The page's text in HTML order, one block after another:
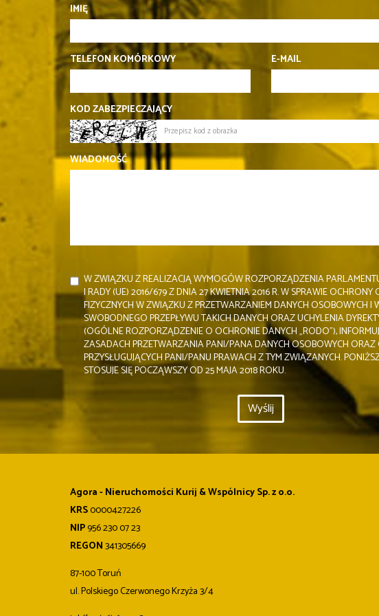
IMIĘ
TELEFON KOMÓRKOWY E-MAIL
KOD ZABEZPIECZAJĄCY
WIADOMOŚĆ
W ZWIĄZKU Z REALIZACJĄ WYMOGÓW ROZPORZĄDZENIA
I RADY (UE) 2016/679 Z DNIA 27 KWIETNIA 2016 R. W SPRAWIE OCHRONY
FIZYCZNYCH W ZWIĄZKU Z PRZETWARZANIEM DANYCH OSOBOWYCH I
SWOBODNEGO PRZEPŁYWU TAKICH DANYCH ORAZ UCHYLENIA
(OGÓLNE ROZPORZĄDZENIE O OCHRONIE DANYCH „RODO”),
ZASADACH PRZETWARZANIA PANI/PANA DANYCH OSOBOWYCH ORAZ
PRZYSŁUGUJĄCYCH PANI/PANU PRAWACH Z TYM ZWIĄZANYCH.
STOSUJE SIĘ POCZĄWSZY OD 25 MAJA 2018 ROKU.
Agora - Nieruchomości Kurij & Wspólnicy Sp. z o.o.
KRS0000427226
NIP956 230 07 23
REGON341305669
87-100 Toruń
ul. Polskiego Czerwonego Krzyża 3/4